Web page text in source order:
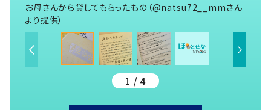
お母さんから貸してもらったもの（@natsu72__mmさん
より提供）
1 / 4